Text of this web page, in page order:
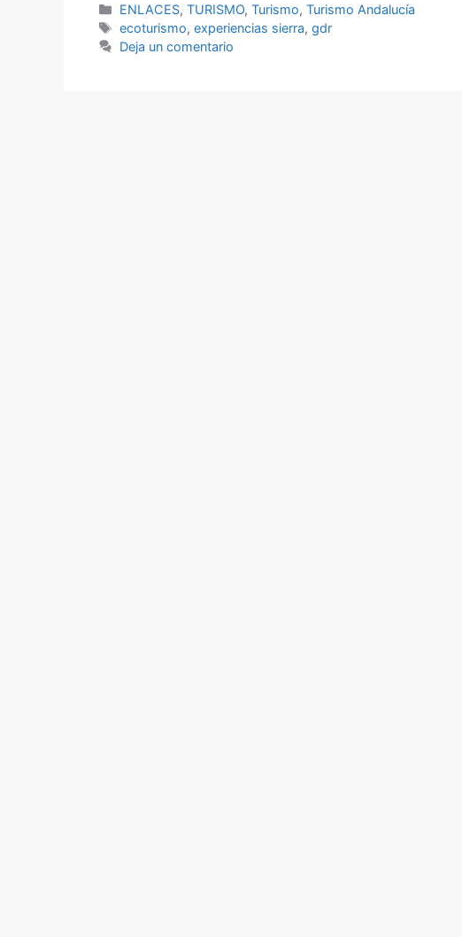
Categorías
ENLACES,TURISMO,Turismo,Turismo Andalucía
Etiquetas
ecoturismo,experiencias sierra,gdr
Deja un comentario